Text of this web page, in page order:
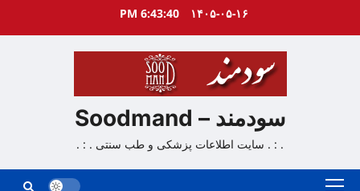
۱۴۰۵-۰۵-۱۶ 6:43:41 PM
سودمند – Soodmand
. : . سایت اطلاعات پزشکی و طب سنتی . : .